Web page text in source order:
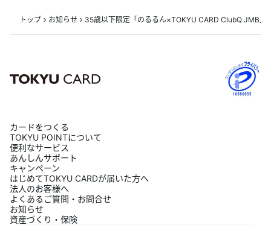
トップ お知らせ 35歳以下限定「のるるん×TOKYU CARD ClubQ JMB」
カードをつくる
TOKYU POINTについて
便利なサービス
あんしんサポート
キャンペーン
はじめてTOKYU CARDが届いた方へ
法人のお客様へ
よくあるご質問・お問合せ
お知らせ
資産づくり・保険